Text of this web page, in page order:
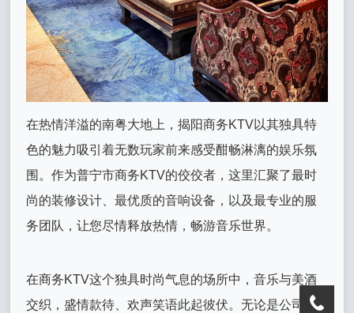
在热情洋溢的南粤大地上，揭阳商务KTV以其独具特
色的魅力吸引着无数玩家前来感受酣畅淋漓的娱乐氛
围。作为普宁市商务KTV的佼佼者，这里汇聚了最时
尚的装修设计、最优质的音响设备，以及最专业的服
务团队，让您尽情释放热情，畅游音乐世界。
在商务KTV这个独具时尚气息的场所中，音乐与美酒
交织，盛情款待、欢声笑语此起彼伏。无论是公司聚